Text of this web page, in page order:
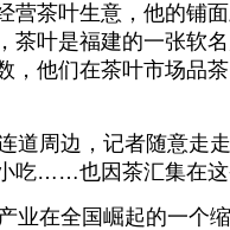
营茶叶生意，他的铺
茶叶是福建的一张软
，他们在茶叶市场品
道周边，记者随意走
吃……也因茶汇集在
业在全国崛起的一个